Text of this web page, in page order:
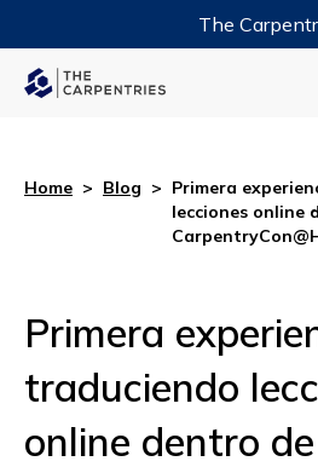
The
Home > Blog > Primera
lecciones online
Primera
traduciendo
online dentro